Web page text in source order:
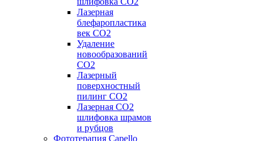
Лазерная
блефаропластика
век CO2
Удаление
новообразований
CO2
Лазерный
поверхностный
пилинг СО2
Лазерная CO2
шлифовка шрамов
и рубцов
Фототерапия Capello